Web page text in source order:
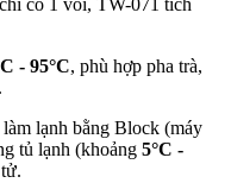
có 1 vòi, TW-071 tích
- 95°C, phù hợp pha trà,
lạnh bằng Block (máy
tủ lạnh (khoảng 5°C -